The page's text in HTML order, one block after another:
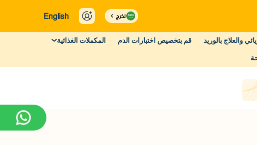
الخرج English
والعلاج بالوريد قم بتخصيص اختبارات الدم
المكملات الغذائية